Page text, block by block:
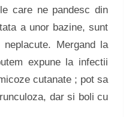
care ne pandesc din
a unor bazine, sunt
Mergand la
expune la infectii
cutanate ; pot sa
dar si boli cu